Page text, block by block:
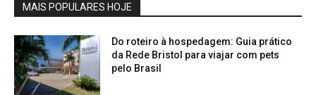
MAIS POPULARES HOJE
Do roteiro à hospedagem: Guia prático
da Rede Bristol para viajar com pets
pelo Brasil